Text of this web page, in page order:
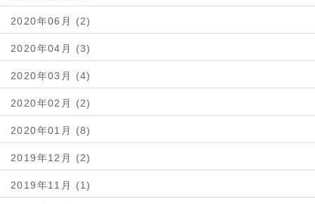
2020年06月 (2)
2020年04月 (3)
2020年03月 (4)
2020年02月 (2)
2020年01月 (8)
2019年12月 (2)
2019年11月 (1)